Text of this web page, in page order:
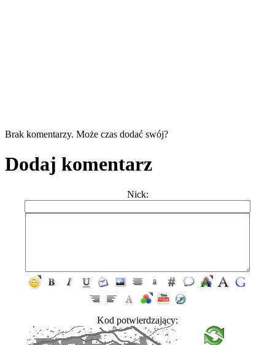
Brak komentarzy. Może czas dodać swój?
Dodaj komentarz
Nick:
Kod potwierdzający: